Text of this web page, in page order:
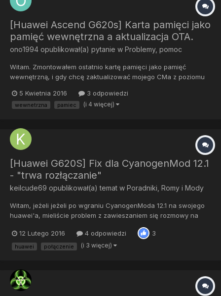
[Huawei Ascend G620s] Karta pamięci jako
pamięć wewnętrzna a aktualizacja OTA.
ono1994 opublikował(a) pytanie w Problemy, pomoc
Witam. Zmontowałem ostatnio kartę pamięci jako pamięć
wewnętrzną, i gdy chcę zaktualizować mojego CMa z poziomu
System Read only? TWRP can leave your system partition
unmodified to make it easier for you to take official updates.
5 Kwietnia 2016 3 odpowiedzi
wewnetrzna pamiec (i 4 więcej)
[Huawei G620S] Fix dla CyanogenMod 12.1
- "trwa rozłączanie"
keilcude69 opublikował(a) temat w Poradniki, Romy i Mody
Witam, jeżeli jeżeli po wgraniu CyanogenModa 12.1 na swojego
huawei'a, mieliście problem z zawieszaniem się rozmowy na
pliczek: https://s.basketbuild.com/filedl/devs?
dev=dianlujitao&dl=dianlujitao/cherry/baseband/4xqwt_lp_mode
12 Lutego 2016 4 odpowiedzi 3
huawei połączenie (i 3 więcej)